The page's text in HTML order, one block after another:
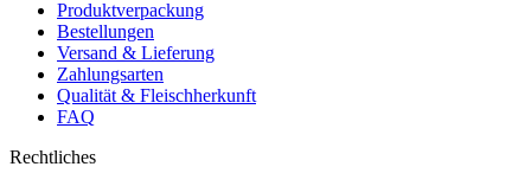
Produktverpackung
Bestellungen
Versand & Lieferung
Zahlungsarten
Qualität & Fleischherkunft
FAQ
Rechtliches